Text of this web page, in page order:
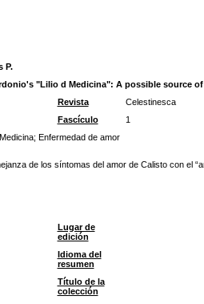
P.
"LiIio d Medicina": A possible source
Revista
Celestinesca
Fascículo
1
Medicina; Enfermedad de amor
de los síntomas del amor de Calisto con el
Lugar de
edición
Idioma del
resumen
Título de la
colección